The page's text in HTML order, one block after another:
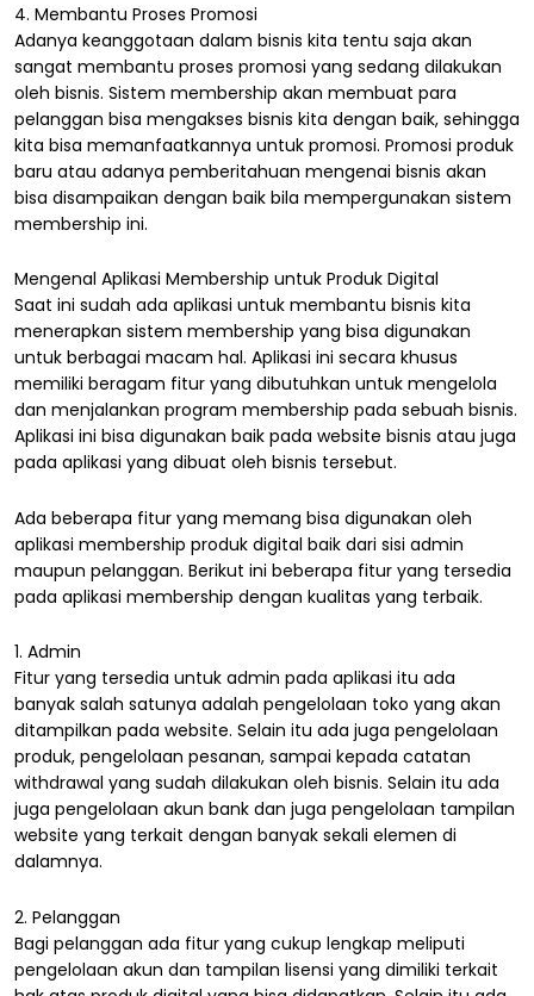
4. Membantu Proses Promosi
Adanya keanggotaan dalam bisnis kita tentu saja akan
sangat membantu proses promosi yang sedang dilakukan
oleh bisnis. Sistem membership akan membuat para
pelanggan bisa mengakses bisnis kita dengan baik, sehingga
kita bisa memanfaatkannya untuk promosi. Promosi produk
baru atau adanya pemberitahuan mengenai bisnis akan
bisa disampaikan dengan baik bila mempergunakan sistem
membership ini.
Mengenal Aplikasi Membership untuk Produk Digital
Saat ini sudah ada aplikasi untuk membantu bisnis kita
menerapkan sistem membership yang bisa digunakan
untuk berbagai macam hal. Aplikasi ini secara khusus
memiliki beragam fitur yang dibutuhkan untuk mengelola
dan menjalankan program membership pada sebuah bisnis.
Aplikasi ini bisa digunakan baik pada website bisnis atau juga
pada aplikasi yang dibuat oleh bisnis tersebut.
Ada beberapa fitur yang memang bisa digunakan oleh
aplikasi membership produk digital baik dari sisi admin
maupun pelanggan. Berikut ini beberapa fitur yang tersedia
pada aplikasi membership dengan kualitas yang terbaik.
1. Admin
Fitur yang tersedia untuk admin pada aplikasi itu ada
banyak salah satunya adalah pengelolaan toko yang akan
ditampilkan pada website. Selain itu ada juga pengelolaan
produk, pengelolaan pesanan, sampai kepada catatan
withdrawal yang sudah dilakukan oleh bisnis. Selain itu ada
juga pengelolaan akun bank dan juga pengelolaan tampilan
website yang terkait dengan banyak sekali elemen di
dalamnya.
2. Pelanggan
Bagi pelanggan ada fitur yang cukup lengkap meliputi
pengelolaan akun dan tampilan lisensi yang dimiliki terkait